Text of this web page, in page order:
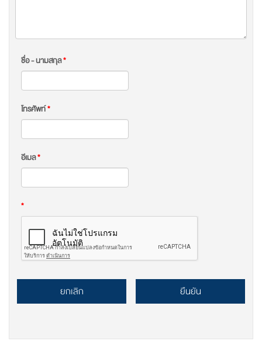
ชื่อ - นามสกุล*
โทรศัพท์*
อีเมล*
*
ยกเลิก ยืนยัน